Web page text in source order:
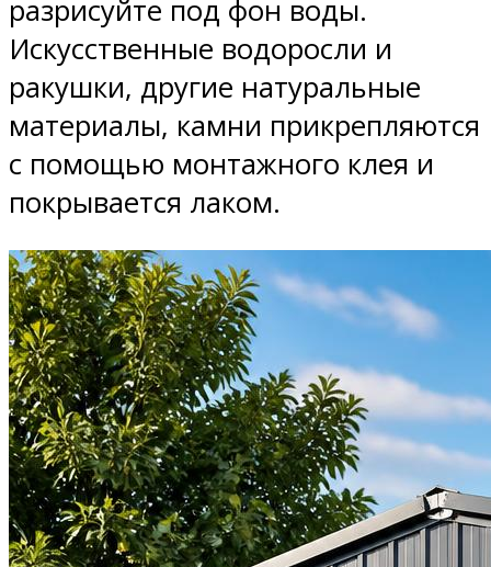
разрисуйте под фон воды.
Искусственные водоросли и
ракушки, другие натуральные
материалы, камни прикрепляются
с помощью монтажного клея и
покрывается лаком.